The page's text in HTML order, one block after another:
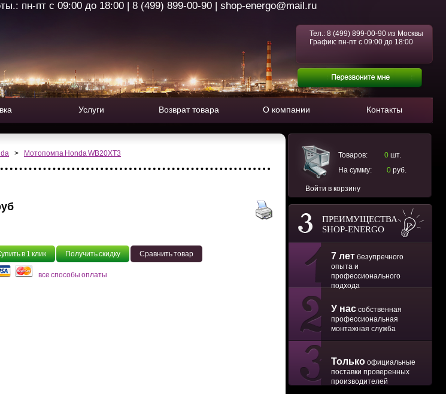
пн-пт с 09:00 до 18:00 | 8 (499) 899-00-90 | shop-energo@mail.ru
Тел.: 8 (499) 899-00-90 из Москвы
График: пн-пт с 09:00 до 18:00
Услуги Возврат товара О компании Контакты
Товаров: 0 шт.
На сумму:
0 руб.
Войти в корзину
ПРЕИМУЩЕСТВА
SHOP-ENERGO
7 лет безупречного
опыта и
профессионального
подхода
У нас собственная
профессиональная
монтажная служба
Только официальные
поставки проверенных
производителей
> Мотопомпа Honda WB20XT3
в 1 клик Получить скидку Сравнить товар
все способы оплаты